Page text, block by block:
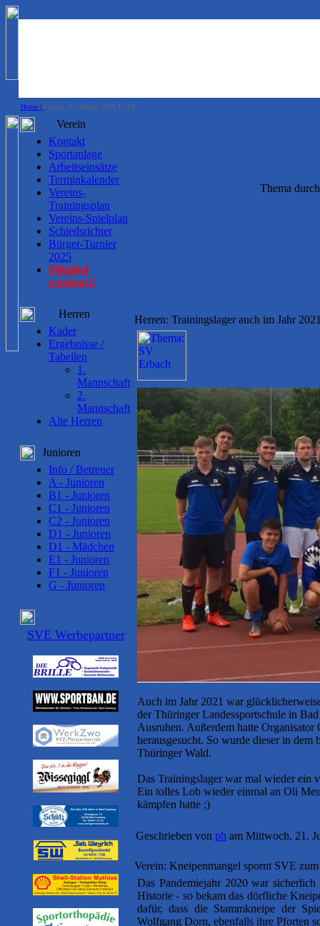
Home | Freitag, 07. August 2026 17:15
Verein
Kontakt
Sportanlage
Arbeitseinsätze
Terminkalender
Vereins-
Trainingsplan
Vereins-Spielplan
Schiedsrichter
Bürger-Turnier
2025
Mitglied
werden!!!
Herren
Kader
Ergebnisse /
Tabellen
1.
Mannschaft
2.
Mannschaft
Alte Herren
Junioren
Info / Betreuer
A - Junioren
B1 - Junioren
C1 - Junioren
C2 - Junioren
D1 - Junioren
D1 - Mädchen
E1 - Junioren
F1 - Junioren
G - Junioren
SVE Werbepartner
Thema
Herren: Trainingslager auch im Jahr
Auch im Jahr 2021 war
der Thüringer Landessportschule in
Ausruhen. Außerdem hatte
herausgesucht. So wurde dieser in dem
Thüringer Wald.
Das Trainingslager war mal wieder ein
Ein tolles Lob wieder einmal an Oli
kämpfen hatte ;)
Geschrieben von ph am Mittwoch, 21.
Verein: Kneipenmangel spornt SVE
Das Pandemiejahr 2020 war
Historie - so bekam das dörfliche
dafür, dass die Stammkneipe der
Wolfgang Dorn, ebenfalls ihre Pforten